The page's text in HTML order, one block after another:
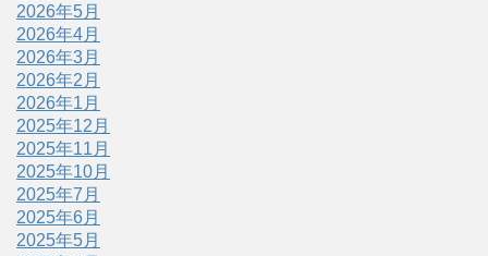
2026年5月
2026年4月
2026年3月
2026年2月
2026年1月
2025年12月
2025年11月
2025年10月
2025年7月
2025年6月
2025年5月